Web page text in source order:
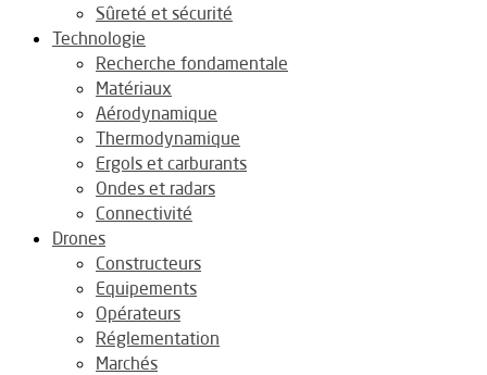
Sûreté et sécurité
Technologie
Recherche fondamentale
Matériaux
Aérodynamique
Thermodynamique
Ergols et carburants
Ondes et radars
Connectivité
Drones
Constructeurs
Equipements
Opérateurs
Réglementation
Marchés